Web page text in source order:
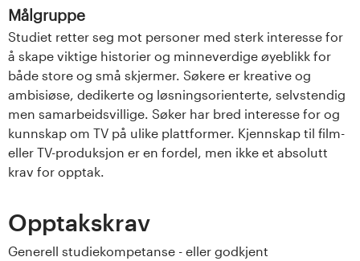
Målgruppe
Studiet retter seg mot personer med sterk interesse for
å skape viktige historier og minneverdige øyeblikk for
både store og små skjermer. Søkere er kreative og
ambisiøse, dedikerte og løsningsorienterte, selvstendig
men samarbeidsvillige. Søker har bred interesse for og
kunnskap om TV på ulike plattformer. Kjennskap til film-
eller TV-produksjon er en fordel, men ikke et absolutt
krav for opptak.
Opptakskrav
Generell studiekompetanse - eller godkjent